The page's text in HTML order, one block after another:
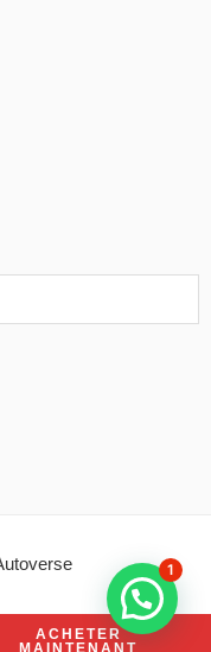
1
ACHETER
MAINTENANT